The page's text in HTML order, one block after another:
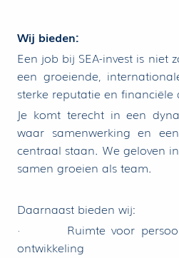
Wij bieden:
Een job bij SEA-invest is niet
een groeiende,
sterke reputatie en financiële
Je komt terecht in een
waar samenwerking en
centraal staan. We geloven
samen groeien als team.
Daarnaast bieden wij:
· Ruimte voor
ontwikkeling